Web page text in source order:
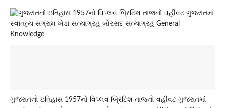
ગુજરાતનો ઇતિહાસ 1957નો વિપ્લવ બ્રિટિશ તાજનો વહીવટ ગુજરાતમાં